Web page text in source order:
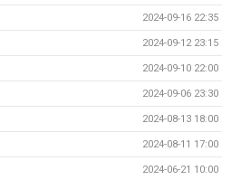
2024-09-16 22:35
2024-09-12 23:15
2024-09-10 22:00
2024-09-06 23:30
2024-08-13 18:00
2024-08-11 17:00
2024-06-21 10:00